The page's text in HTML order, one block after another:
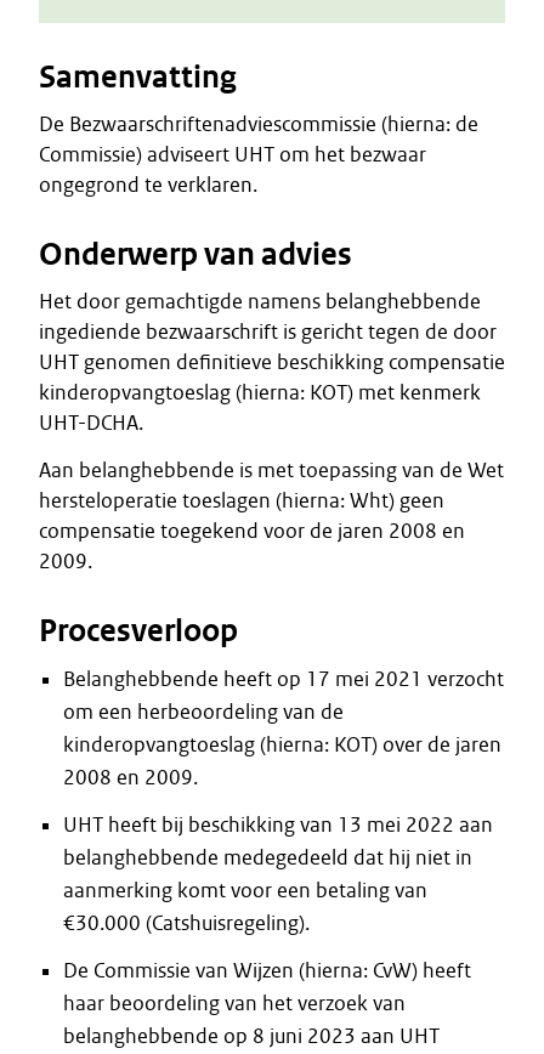
Samenvatting
De Bezwaarschriftenadviescommissie (hierna: de
Commissie) adviseert UHT om het bezwaar
ongegrond te verklaren.
Onderwerp van advies
Het door gemachtigde namens belanghebbende
ingediende bezwaarschrift is gericht tegen de door
UHT genomen definitieve beschikking compensatie
kinderopvangtoeslag (hierna: KOT) met kenmerk
UHT-DCHA.
Aan belanghebbende is met toepassing van de Wet
hersteloperatie toeslagen (hierna: Wht) geen
compensatie toegekend voor de jaren 2008 en
2009.
Procesverloop
Belanghebbende heeft op 17 mei 2021 verzocht
om een herbeoordeling van de
kinderopvangtoeslag (hierna: KOT) over de jaren
2008 en 2009.
UHT heeft bij beschikking van 13 mei 2022 aan
belanghebbende medegedeeld dat hij niet in
aanmerking komt voor een betaling van
€30.000 (Catshuisregeling).
De Commissie van Wijzen (hierna: CvW) heeft
haar beoordeling van het verzoek van
belanghebbende op 8 juni 2023 aan UHT